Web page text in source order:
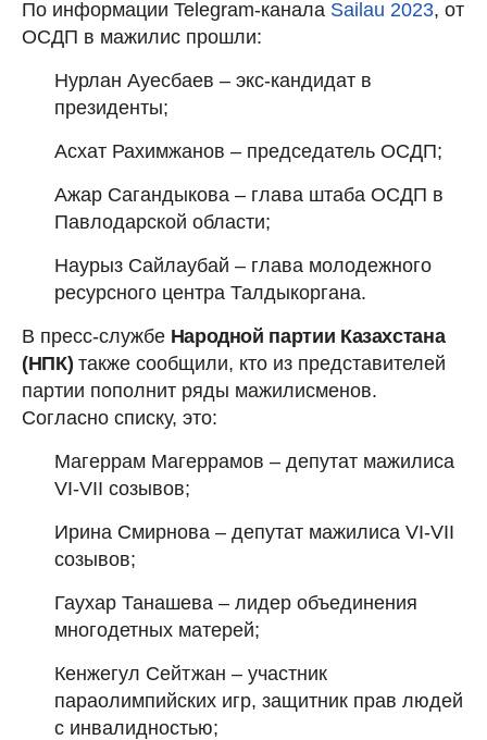
По информации Telegram-канала Sailau 2023, от
ОСДП в мажилис прошли:
Нурлан Ауесбаев – экс-кандидат в
президенты;
Асхат Рахимжанов – председатель ОСДП;
Ажар Сагандыкова – глава штаба ОСДП в
Павлодарской области;
Наурыз Сайлаубай – глава молодежного
ресурсного центра Талдыкоргана.
В пресс-службе Народной партии Казахстана
(НПК) также сообщили, кто из представителей
партии пополнит ряды мажилисменов.
Согласно списку, это:
Магеррам Магеррамов – депутат мажилиса
VI-VII созывов;
Ирина Смирнова – депутат мажилиса VI-VII
созывов;
Гаухар Танашева – лидер объединения
многодетных матерей;
Кенжегул Сейтжан – участник
параолимпийских игр, защитник прав людей
с инвалидностью;